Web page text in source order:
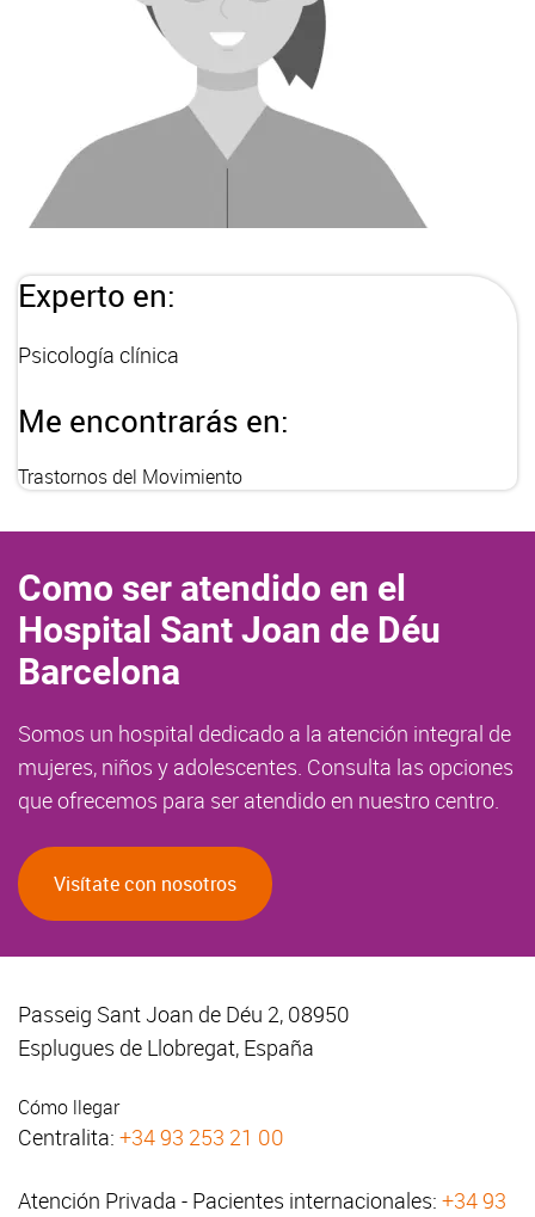
Experto en:
Psicología clínica
Me encontrarás en:
Trastornos del Movimiento
Como ser atendido en el
Hospital Sant Joan de Déu
Barcelona
Somos un hospital dedicado a la atención integral de
mujeres, niños y adolescentes. Consulta las opciones
que ofrecemos para ser atendido en nuestro centro.
Visítate con nosotros
Passeig Sant Joan de Déu 2, 08950
Esplugues de Llobregat, España
Cómo llegar
Centralita: +34 93 253 21 00
Atención Privada - Pacientes internacionales: +34 93